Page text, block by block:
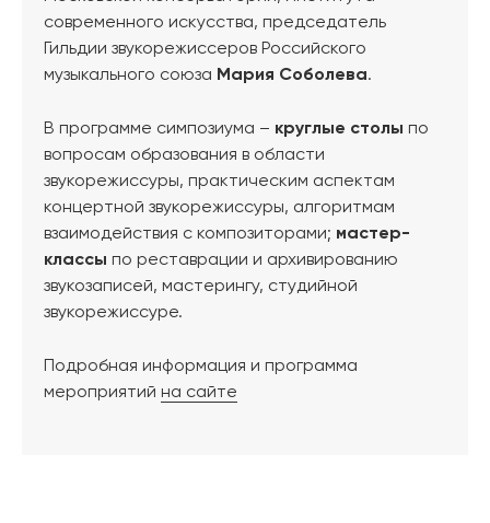
современного искусства, председатель
Гильдии звукорежиссеров Российского
музыкального союза Мария Соболева.
В программе симпозиума – круглые столы по
вопросам образования в области
звукорежиссуры, практическим аспектам
концертной звукорежиссуры, алгоритмам
взаимодействия с композиторами; мастер-
классы по реставрации и архивированию
звукозаписей, мастерингу, студийной
звукорежиссуре.
Подробная информация и программа
мероприятий на сайте